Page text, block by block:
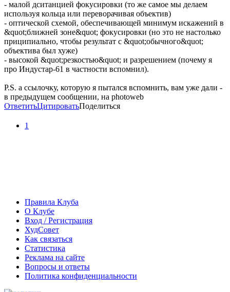
- малой дситанцией фокусировки (то же самое мы делаем
используя кольца или переворачивая объектив)
- оптической схемой, обеспечивающей минимум искажений в
&quot;ближней зоне&quot; фокусировки (но это не настолько
приципиально, чтобы результат с &quot;обычного&quot;
объектива был хуже)
- высокой &quot;резкостью&quot; и разрешением (почему я
про Индустар-61 в частности вспомнил).
P.S. а ссылочку, которую я пытался вспомнить, вам уже дали -
в предыдущем сообщении, на photoweb
ОтветитьЦитироватьПоделиться
1
Правила Клуба
О Клубе
Вход / Регистрация
ХудСовет
Как связаться
Статистика
Реклама на сайте
Вопросы и ответы
Политика конфиденциальности